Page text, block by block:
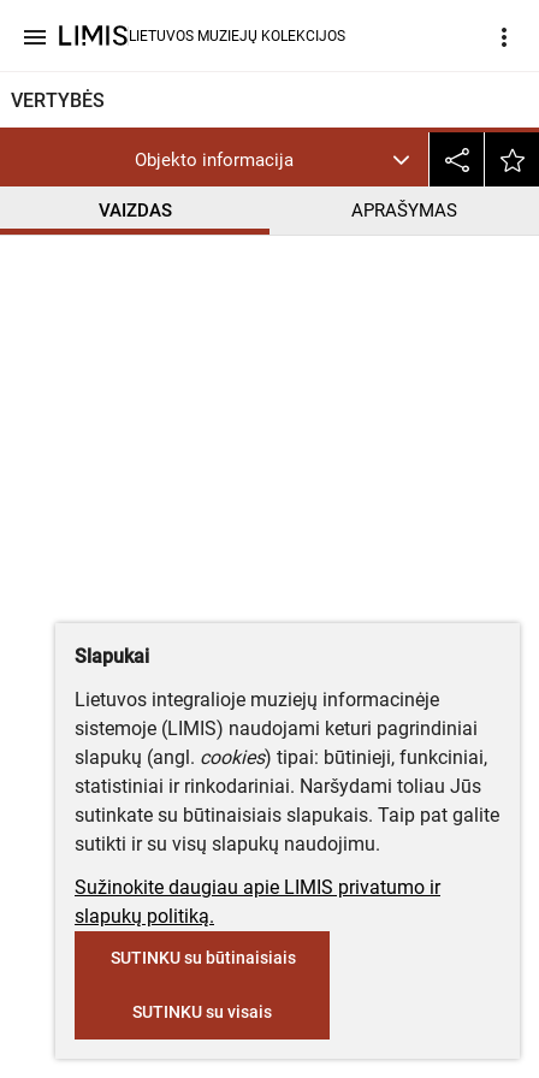
menu LIETUVOS MUZIEJŲ KOLEKCIJOS more_vert
VERTYBĖS
Objekto informacija
VAIZDAS APRAŠYMAS
CC BY-NC-ND
Slapukai
Lietuvos integralioje muziejų informacinėje
sistemoje (LIMIS) naudojami keturi pagrindiniai
slapukų (angl. cookies) tipai: būtinieji, funkciniai,
statistiniai ir rinkodariniai. Naršydami toliau Jūs
sutinkate su būtinaisiais slapukais. Taip pat galite
sutikti ir su visų slapukų naudojimu.
Sužinokite daugiau apie LIMIS privatumo ir
slapukų politiką.
SUTINKU su būtinaisiais
SUTINKU su visais